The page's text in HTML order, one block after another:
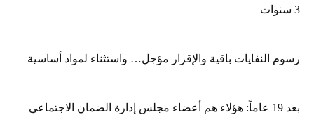
3 سنوات
رسوم النفايات باقية والإقرار مؤجل… واستثناء لمواد أساسية
بعد 19 عاماً: هؤلاء هم أعضاء مجلس إدارة الضمان الاجتماعي